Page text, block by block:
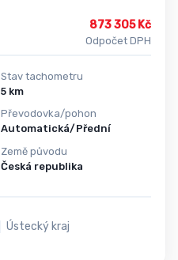
873 305 Kč
Odpočet DPH
Stav tachometru
5 km
Převodovka/pohon
Automatická/Přední
Země původu
Česká republika
Ústecký kraj